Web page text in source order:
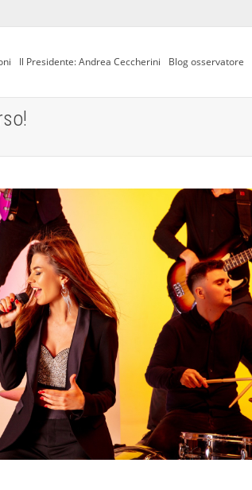
Il Presidente: Andrea Ceccherini Blog osservatore